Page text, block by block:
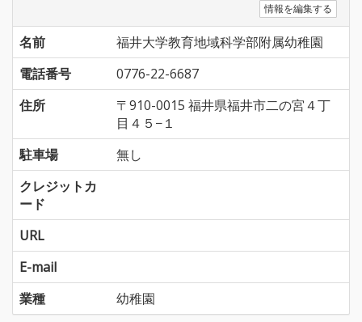
情報を編集する
名前
福井大学教育地域科学部附属幼稚園
電話番号
0776-22-6687
住所
〒910-0015 福井県福井市二の宮４丁
目４５−１
駐車場
無し
クレジットカ
ード
URL
E-mail
業種
幼稚園